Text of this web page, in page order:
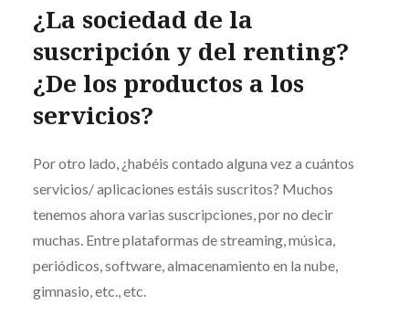
¿La sociedad de la
suscripción y del renting?
¿De los productos a los
servicios?
Por otro lado, ¿habéis contado alguna vez a cuántos
servicios/ aplicaciones estáis suscritos? Muchos
tenemos ahora varias suscripciones, por no decir
muchas. Entre plataformas de streaming, música,
periódicos, software, almacenamiento en la nube,
gimnasio, etc., etc.